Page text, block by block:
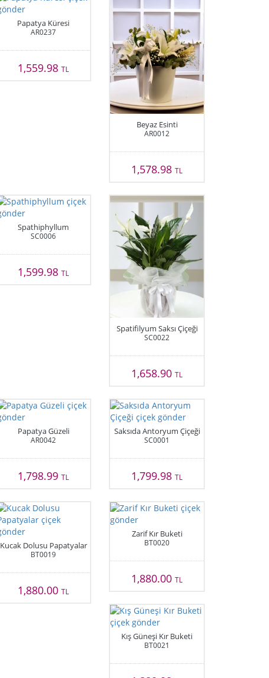
Papatya Küresi
AR0237
1,559.98TL
Beyaz Esinti
AR0012
1,578.98TL
Spathiphyllum
SC0006
1,599.98TL
Spatifilyum Saksı Çiçeği
SC0022
1,658.90TL
Papatya Güzeli
AR0042
1,798.99TL
Saksıda Antoryum Çiçeği
SC0001
1,799.98TL
Kucak Dolusu Papatyalar
BT0019
1,880.00TL
Zarif Kır Buketi
BT0020
1,880.00TL
Kış Güneşi Kır Buketi
BT0021